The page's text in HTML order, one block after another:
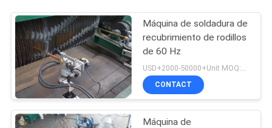
Máquina de soldadura de
recubrimiento de rodillos
de 60 Hz
CONTACT
Máquina de